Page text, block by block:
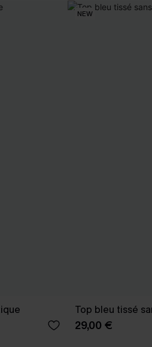
NEW
Top bleu tissé
29,00 €